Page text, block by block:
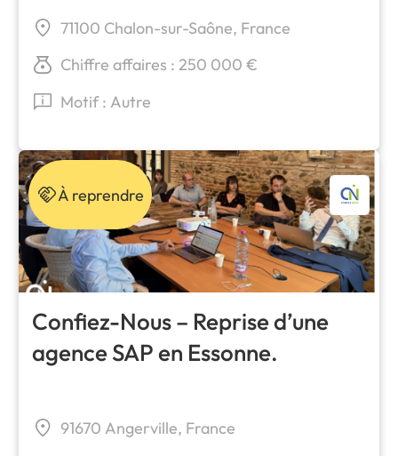
71100 Chalon-sur-Saône, France
Chiffre affaires : 250 000 €
Motif : Autre
À reprendre
Confiez-Nous – Reprise d’une
agence SAP en Essonne.
91670 Angerville, France